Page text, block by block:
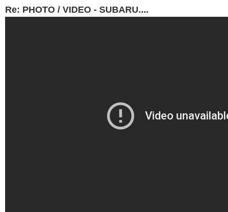
Re: PHOTO / VIDEO - SUBARU....